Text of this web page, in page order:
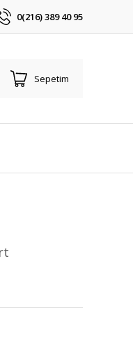
0(216) 389 40 95
Sepetim